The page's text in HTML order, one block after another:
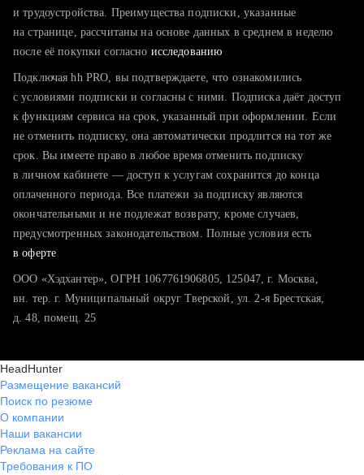
тратите много времени на поиск и вручную поднимаете
хотите сравнить себя с конкурентами и оценить шансы
и трудоустройства. Преимущества подписки, указанные
на странице, рассчитаны на основе данных в среднем в неделю
после её покупки согласно исследованию
Подключая hh PRO, вы подтверждаете, что ознакомились
с условиями подписки и согласны с ними. Подписка даёт доступ
к функциям сервиса на срок, указанный при оформлении. Если
не отменить подписку, она автоматически продлится на тот же
срок. Вы имеете право в любое время отменить подписку
в личном кабинете — доступ к услугам сохранится до конца
оплаченного периода. Все платежи за подписку являются
окончательными и не подлежат возврату, кроме случаев,
предусмотренных законодательством. Полные условия есть
в оферте
ООО «Хэдхантер», ОГРН 1067761906805, 125047, г. Москва,
вн. тер. г. Муниципальный округ Тверской, ул. 2-я Брестская,
д. 48, помещ. 25
HeadHunter
Размещение вакансий
Поиск по резюме
О компании
Наши вакансии
Реклама на сайте
Требования к ПО